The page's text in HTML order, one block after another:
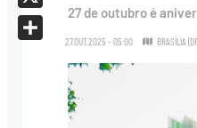
27 de outubro é
27.OUT.2025 - 05:00 BRASÍLIA
X